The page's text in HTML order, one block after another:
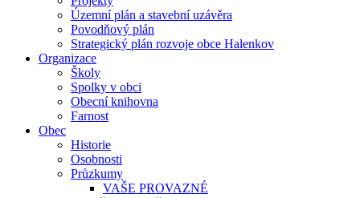
Územní plán a stavební uzávěra
Povodňový plán
Strategický plán rozvoje obce Halenkov
Organizace
Školy
Spolky v obci
Obecní knihovna
Farnost
Obec
Historie
Osobnosti
Průzkumy
VAŠE PROVAZNÉ